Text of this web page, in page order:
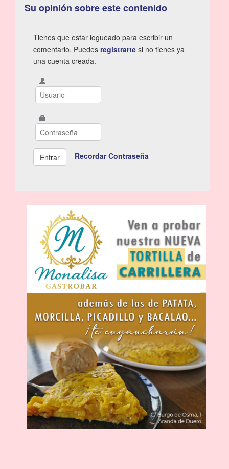
Su opinión sobre este contenido
Tienes que estar logueado para escribir un
comentario. Puedes registrarte si no tienes ya
una cuenta creada.
Recordar Contraseña